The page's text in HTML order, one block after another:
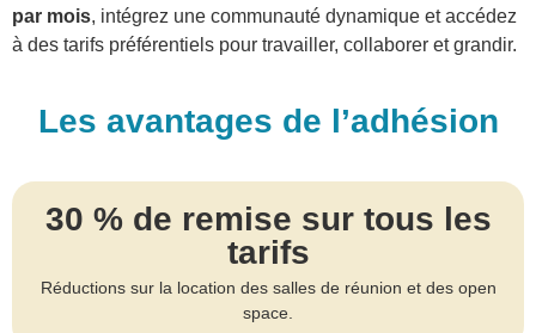
par mois, intégrez une communauté dynamique et accédez
à des tarifs préférentiels pour travailler, collaborer et grandir.
Les avantages de l’adhésion
30 % de remise sur tous les
tarifs
Réductions sur la location des salles de réunion et des open
space.